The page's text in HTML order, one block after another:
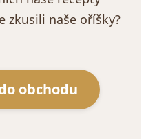
zkusili naše oříšky?
obchodu